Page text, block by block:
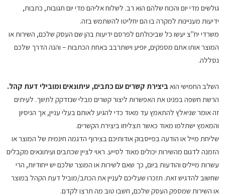
גולשים מדי יום והכוח שלהם הוא רב. לשלוח אליהם מדי יום תגובות, כתבות,
ידיעות מעניינות למקרה בו הם יחליטו להשתמש בזה.
משרדי יח"צ יעשו כל שביכולתם לפרסם ידיעות בהן שם העסק שלכם, השירות או
המוצר אותו אתם מספקים, יופיע וישתרבב באחת הכתבות – והנה הדרך שלכם
נסללה.
השלב החמישי הואביצירת קשרים עם כתבים, עיתונאים ומובילי דעת קהל.
הרשת חשפה בפנינו את האפשרות ליצור קשרים מבלי שנזדקק לתיווך. לעיתים
זה אומר שניאלץ להתאמץ עד מאוד כדי להגיע לאותם בעלי עניין, אך הניסיון
והמאמץ ישתלמו מאוד כאשר תצליחו ביצירת הקשרים.
שליחת מייל או הודעה בפייסבוק אודותיכם בצירוף הדגמה חינמית של המוצר או
הזמנה לדגום מהשירות יכולים מאוד לסייע. ראוי לציין שכתבים ועיתונאים מקבלים
עשרות מיילים והודעות ביום, כך שאם לשירות או המוצר שלכם יש ייחודיות, הרי
שחשוב להדגיש זאת. תזכרו שעליכם לעניין את הכתב/מוביל דעת הקהל במוצר
או השירות שמספק העסק שלכם, חשבו טוב מה תרצו לקדם.